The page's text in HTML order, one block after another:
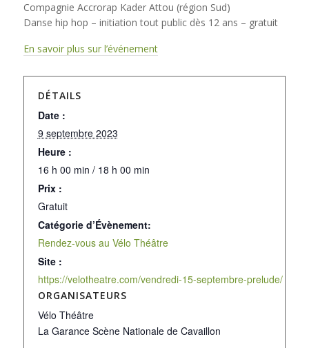
Compagnie Accrorap Kader Attou (région Sud)
Danse hip hop – initiation tout public dès 12 ans – gratuit
En savoir plus sur l’événement
DÉTAILS
Date :
9 septembre 2023
Heure :
16 h 00 min / 18 h 00 min
Prix :
Gratuit
Catégorie d’Évènement:
Rendez-vous au Vélo Théâtre
Site :
https://velotheatre.com/vendredi-15-septembre-prelude/
ORGANISATEURS
Vélo Théâtre
La Garance Scène Nationale de Cavaillon